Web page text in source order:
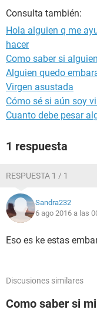
senos y me arden,
pezones y alrededor
por favor ayudenme!
Consulta también:
Hola alguien q me
hacer
Como saber si
Alguien quedo
Virgen asustada
Cómo sé si aún soy
Cuanto debe pesar
1 respuesta
RESPUESTA 1 / 1
Sandra232
6 ago 2016 a las
Eso es ke estas
Discusiones similares
Como saber si